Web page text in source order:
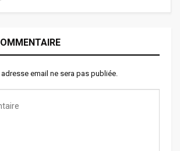
email ne sera pas publiée.